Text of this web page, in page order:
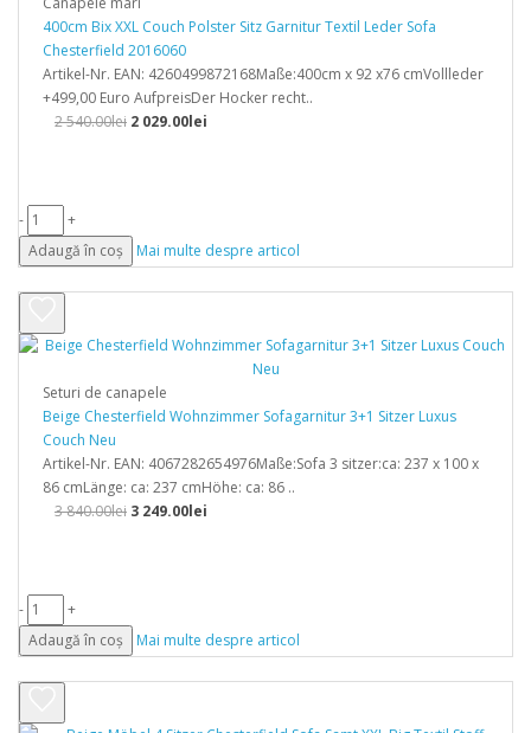
400cm Bix XXL Couch Polster Sitz Garnitur Textil Leder Sofa
Chesterfield 2016060
Artikel-Nr. EAN: 4260499872168Maße:400cm x 92 x76 cmVollleder
+499,00 Euro AufpreisDer Hocker recht..
2 540.00lei 2 029.00lei
-
+
Adaugă în coș
Mai multe despre articol
Seturi de canapele
Beige Chesterfield Wohnzimmer Sofagarnitur 3+1 Sitzer Luxus
Couch Neu
Artikel-Nr. EAN: 4067282654976Maße:Sofa 3 sitzer:ca: 237 x 100 x
86 cmLänge: ca: 237 cmHöhe: ca: 86 ..
3 840.00lei 3 249.00lei
-
+
Adaugă în coș
Mai multe despre articol